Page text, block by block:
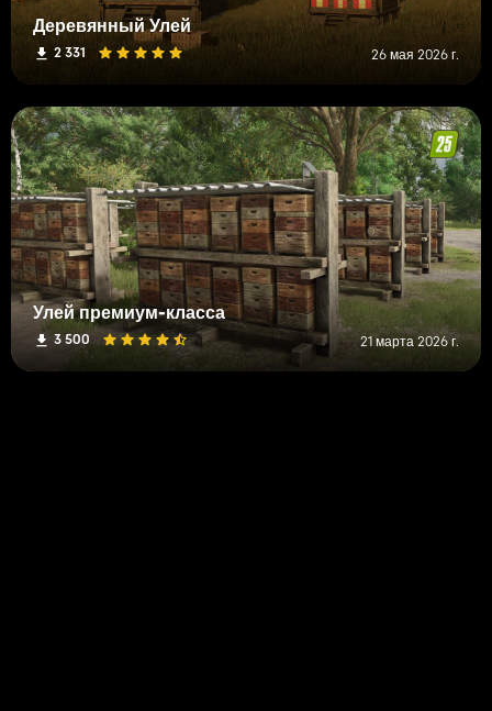
Деревянный Улей
2 331 26 мая 2026 г.
Улей премиум-класса
3 500 21 марта 2026 г.